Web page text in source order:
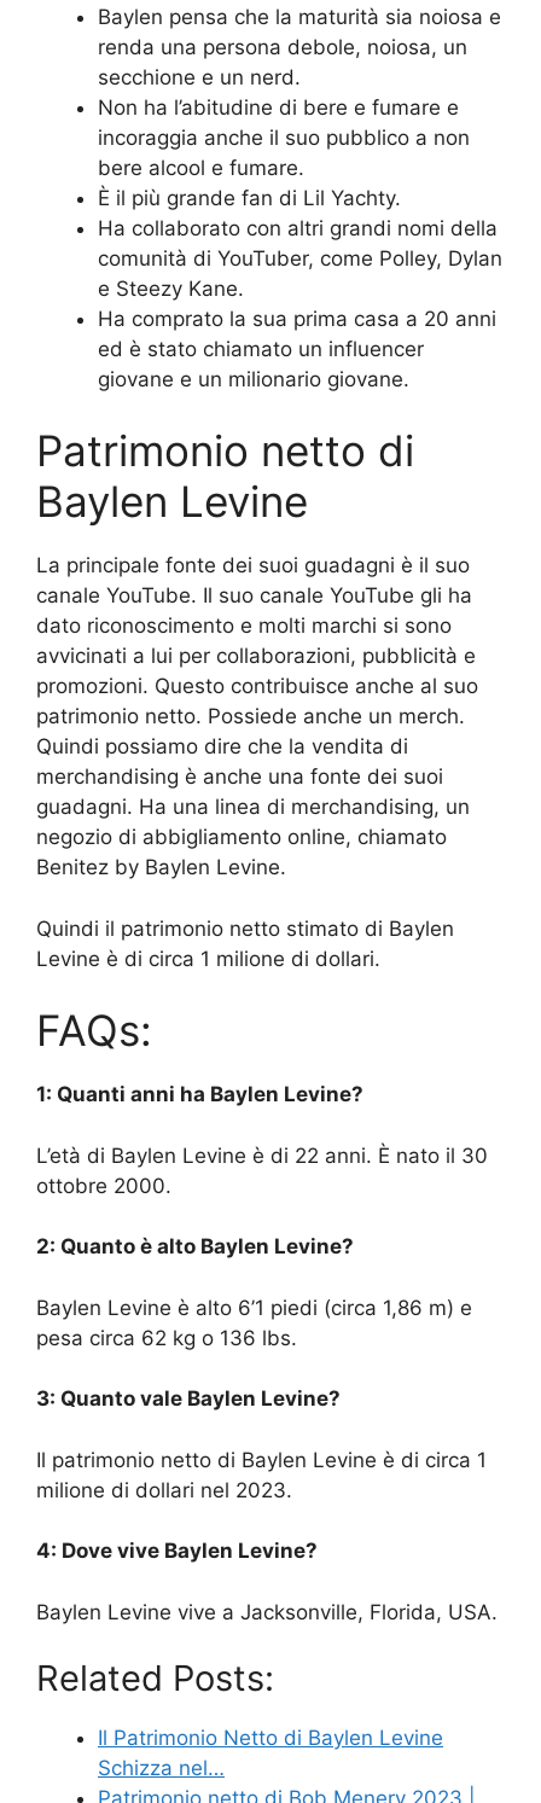
Baylen pensa che la maturità sia noiosa e
renda una persona debole, noiosa, un
secchione e un nerd.
Non ha l’abitudine di bere e fumare e
incoraggia anche il suo pubblico a non
bere alcool e fumare.
È il più grande fan di Lil Yachty.
Ha collaborato con altri grandi nomi della
comunità di YouTuber, come Polley, Dylan
e Steezy Kane.
Ha comprato la sua prima casa a 20 anni
ed è stato chiamato un influencer
giovane e un milionario giovane.
Patrimonio netto di
Baylen Levine
La principale fonte dei suoi guadagni è il suo
canale YouTube. Il suo canale YouTube gli ha
dato riconoscimento e molti marchi si sono
avvicinati a lui per collaborazioni, pubblicità e
promozioni. Questo contribuisce anche al suo
patrimonio netto. Possiede anche un merch.
Quindi possiamo dire che la vendita di
merchandising è anche una fonte dei suoi
guadagni. Ha una linea di merchandising, un
negozio di abbigliamento online, chiamato
Benitez by Baylen Levine.
Quindi il patrimonio netto stimato di Baylen
Levine è di circa 1 milione di dollari.
FAQs:
1: Quanti anni ha Baylen Levine?
L’età di Baylen Levine è di 22 anni. È nato il 30
ottobre 2000.
2: Quanto è alto Baylen Levine?
Baylen Levine è alto 6’1 piedi (circa 1,86 m) e
pesa circa 62 kg o 136 lbs.
3: Quanto vale Baylen Levine?
Il patrimonio netto di Baylen Levine è di circa 1
milione di dollari nel 2023.
4: Dove vive Baylen Levine?
Baylen Levine vive a Jacksonville, Florida, USA.
Related Posts:
Il Patrimonio Netto di Baylen Levine
Schizza nel…